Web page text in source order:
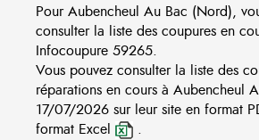
Pour Aubencheul Au Bac (Nord),
consulter la liste des coupures en
Infocoupure 59265.
Vous pouvez consulter la liste des
réparations en cours à Aubencheul
17/07/2026 sur leur site en format
format Excel
.